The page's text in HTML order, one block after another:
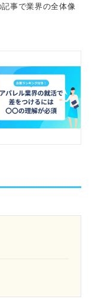
事で業界の全体像